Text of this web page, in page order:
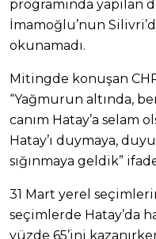
programında yapılan
İmamoğlu’nun
okunamadı.
Mitingde konuşan
“Yağmurun altında,
canım Hatay’a selam
Hatay’ı duymaya,
sığınmaya geldik”
31 Mart yerel
seçimlerde Hatay’da
yüzde 65’ini